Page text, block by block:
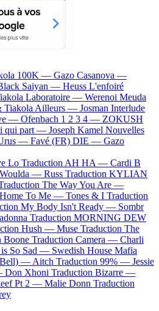
100K — Gazo Casanova —
Saiyan — Heuss L'enfoiré
Laboratoire — Werenoi Meuda
Tiakola Ailleurs — Josman Interlude
— Ofenbach 1 2 3 4 — ZOKUSH
qui part — Joseph Kamel Nouvelles
— Favé (FR) DIE — Gazo
Lo Traduction AH HA — Cardi B
Woulda — Russ Traduction KYLIAN
The Way You Are —
To Me — Tones & I Traduction
My Body Isn't Ready — Sombr
Traduction MORNING DEW
Hush — Muse Traduction The
Boone Traduction Camera — Charli
is So Sad — Swedish House Mafia
Bell) — Aitch Traduction 99% — Jessie
Don Xhoni Traduction Bizarre —
Pt 2 — Malie Donn Traduction